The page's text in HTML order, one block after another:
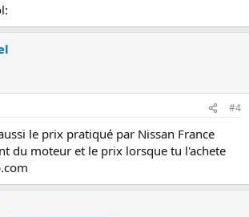
#4
le prix pratiqué par Nissan France
du moteur et le prix lorsque tu l'achete